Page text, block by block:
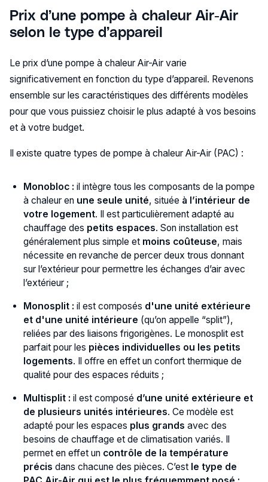
Prix d’une pompe à chaleur Air-Air
selon le type d’appareil
Le prix d’une pompe à chaleur Air-Air varie
significativement en fonction du type d’appareil. Revenons
ensemble sur les caractéristiques des différents modèles
pour que vous puissiez choisir le plus adapté à vos besoins
et à votre budget.
Il existe quatre types de pompe à chaleur Air-Air (PAC) :
Monobloc : il intègre tous les composants de la pompe
à chaleur en une seule unité, située à l’intérieur de
votre logement. Il est particulièrement adapté au
chauffage des petits espaces. Son installation est
généralement plus simple et moins coûteuse, mais
nécessite en revanche de percer deux trous donnant
sur l’extérieur pour permettre les échanges d’air avec
l’extérieur ;
Monosplit : il est composés d'une unité extérieure
et d'une unité intérieure (qu’on appelle “split”),
reliées par des liaisons frigorigènes. Le monosplit est
parfait pour les pièces individuelles ou les petits
logements. Il offre en effet un confort thermique de
qualité pour des espaces réduits ;
Multisplit : il est composé d’une unité extérieure et
de plusieurs unités intérieures. Ce modèle est
adapté pour les espaces plus grands avec des
besoins de chauffage et de climatisation variés. Il
permet en effet un contrôle de la température
précis dans chacune des pièces. C’est le type de